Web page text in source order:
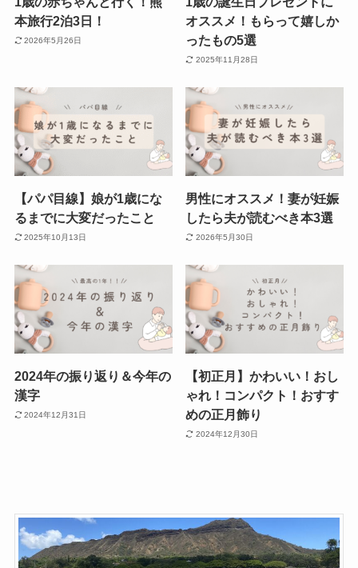
本旅行2泊3日！
2026年5月26日
オススメ！もらって嬉しか
ったもの5選
2025年11月28日
【パパ目線】娘が1歳にな
るまでに大変だったこと
2025年10月13日
男性にオススメ！妻が妊娠
したら夫が読むべき本3選
2026年5月30日
2024年の振り返り＆今年の
漢字
2024年12月31日
【初正月】かわいい！おし
ゃれ！コンパクト！おすす
めの正月飾り
2024年12月30日